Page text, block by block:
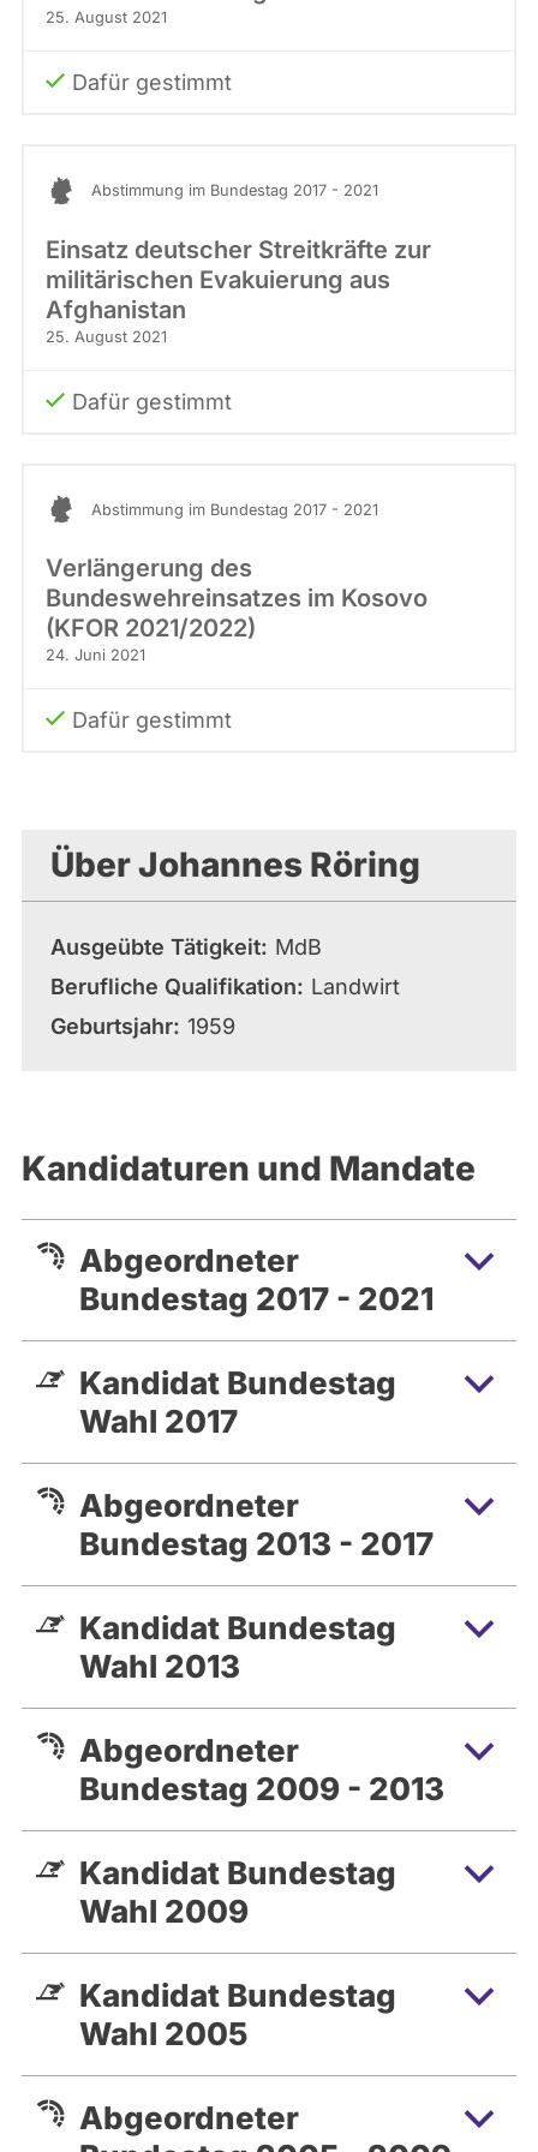
25. August 2021
Dafür gestimmt
Abstimmung im Bundestag 2017 - 2021
Einsatz deutscher Streitkräfte zur
militärischen Evakuierung aus
Afghanistan
25. August 2021
Dafür gestimmt
Abstimmung im Bundestag 2017 - 2021
Verlängerung des
Bundeswehreinsatzes im Kosovo
(KFOR 2021/2022)
24. Juni 2021
Dafür gestimmt
Über Johannes Röring
Ausgeübte Tätigkeit
MdB
Berufliche Qualifikation
Landwirt
Geburtsjahr 1959
Kandidaturen und Mandate
Abgeordneter
Bundestag 2017 - 2021
Kandidat Bundestag
Wahl 2017
Abgeordneter
Bundestag 2013 - 2017
Kandidat Bundestag
Wahl 2013
Abgeordneter
Bundestag 2009 - 2013
Kandidat Bundestag
Wahl 2009
Kandidat Bundestag
Wahl 2005
Abgeordneter